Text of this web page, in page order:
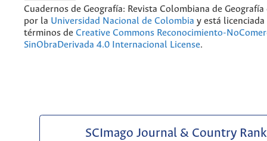
Cuadernos de Geografía: Revista Colombiana de Geografía
por la Universidad Nacional de Colombia y está
términos de Creative Commons Reconocimiento-
SinObraDerivada 4.0 Internacional License.
SCImago Journal & Country Rank